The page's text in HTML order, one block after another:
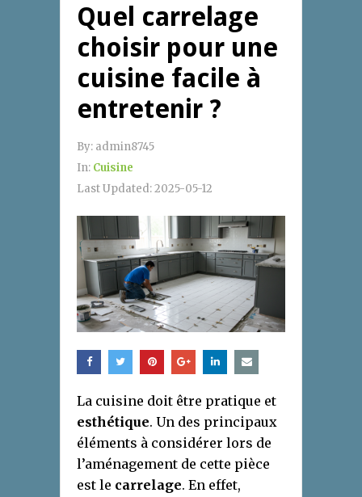
Quel carrelage
choisir pour une
cuisine facile à
entretenir ?
By: admin8745
In: Cuisine
Last Updated:2025-05-12
La cuisine doit être pratique et
esthétique. Un des principaux
éléments à considérer lors de
l’aménagement de cette pièce
est le carrelage. En effet,